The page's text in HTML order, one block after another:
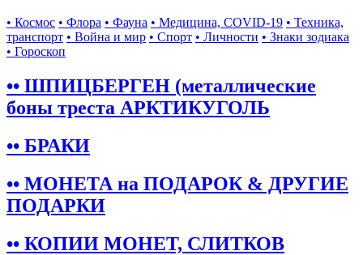
• Космос • Флора • Фауна • Медицина, COVID-19 • Техника,
транспорт • Война и мир • Спорт • Личности • Знаки зодиака
• Гороскоп
•• ШПИЦБЕРГЕН (металлические
боны треста АРКТИКУГОЛЬ
•• БРАКИ
•• МОНЕТА на ПОДАРОК & ДРУГИЕ
ПОДАРКИ
•• КОПИИ МОНЕТ, СЛИТКОВ